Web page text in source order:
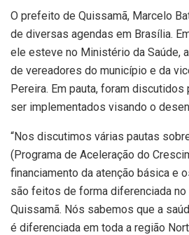
O prefeito de Quissamã, Marcelo
de diversas agendas em Brasília.
ele esteve no Ministério da Saúde,
de vereadores do município e da
Pereira. Em pauta, foram
ser implementados visando o
“Nos discutimos várias pautas
(Programa de Aceleração do
financiamento da atenção básica e
são feitos de forma diferenciada no
Quissamã. Nós sabemos que a
é diferenciada em toda a região